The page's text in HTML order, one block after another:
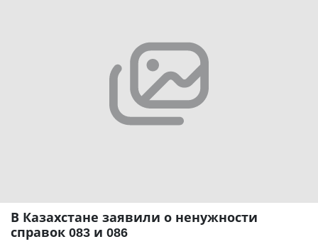
В Казахстане заявили о ненужности
справок 083 и 086